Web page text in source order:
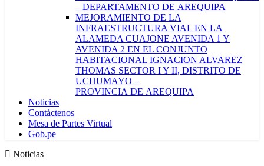
– DEPARTAMENTO DE AREQUIPA
MEJORAMIENTO DE LA
INFRAESTRUCTURA VIAL EN LA
ALAMEDA CUAJONE AVENIDA 1 Y
AVENIDA 2 EN EL CONJUNTO
HABITACIONAL IGNACION ALVAREZ
THOMAS SECTOR I Y II, DISTRITO DE
UCHUMAYO –
PROVINCIA DE AREQUIPA
Noticias
Contáctenos
Mesa de Partes Virtual
Gob.pe
Noticias